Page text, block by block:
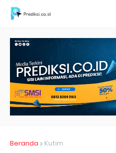
Beranda Kutim